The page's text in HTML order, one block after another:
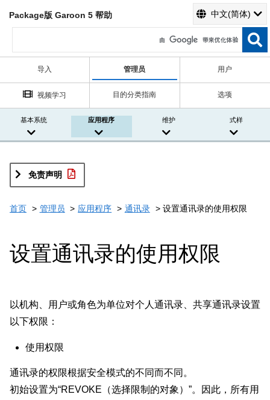
Package版 Garoon 5 帮助 中文(简体)
导入 管理员 用户
视频学习 目的分类指南 选项
基本系统 应用程序 维护 式样
免责声明
首页 管理员 应用程序 通讯录 设置通讯录的使用权限
设置通讯录的使用权限
以机构、用户或角色为单位对个人通讯录、共享通讯录设置
以下权限：
使用权限
通讯录的权限根据安全模式的不同而不同。
初始设置为“REVOKE（选择限制的对象）”。因此，所有用